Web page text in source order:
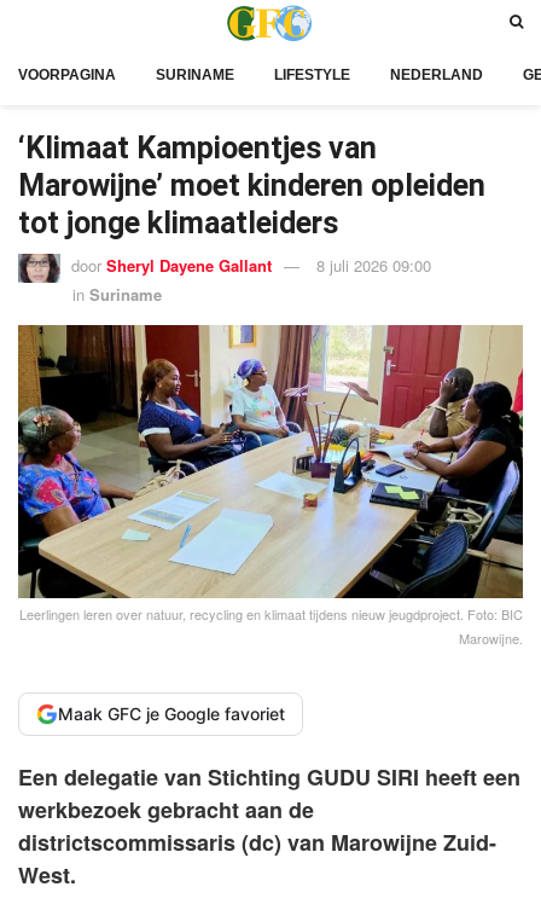
VOORPAGINA SURINAME LIFESTYLE NEDERLAND
‘Klimaat Kampioentjes van
Marowijne’ moet kinderen opleiden
tot jonge klimaatleiders
door Sheryl Dayene Gallant
8 juli 2026 09:00
in Suriname
Leerlingen leren over natuur, recycling en klimaat tijdens nieuw jeugdproject. Foto: BIC
Marowijne.
Maak GFC je Google favoriet
Een delegatie van Stichting GUDU SIRI heeft een
werkbezoek gebracht aan de
districtscommissaris (dc) van Marowijne Zuid-
West.